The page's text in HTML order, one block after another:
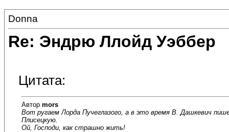
Donna
Re: Эндрю Ллойд Уэббер
Цитата:
Автор mors
Вот ругаем Лорда Пучеглазого, а в это время В. Дашкевич
Плисецкую.
Ой, Господи, как страшно жить!